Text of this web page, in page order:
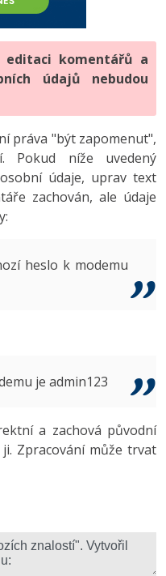
SEO
-10%
komentářů a
údajů nebudou
práva "být zapomenut",
Pokud níže uvedený
osobní údaje, uprav text
zachován, ale údaje
heslo k modemu
je admin123
a zachová původní
Zpracování může trvat